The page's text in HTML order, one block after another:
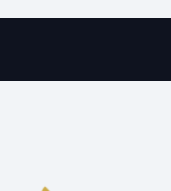
اسود وكريمي..